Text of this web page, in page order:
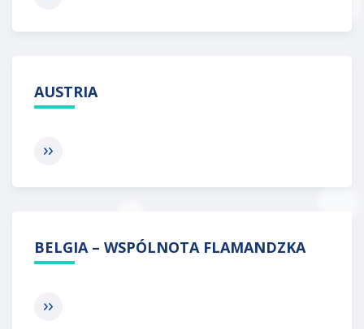
AUSTRIA
BELGIA – WSPÓLNOTA FLAMANDZKA